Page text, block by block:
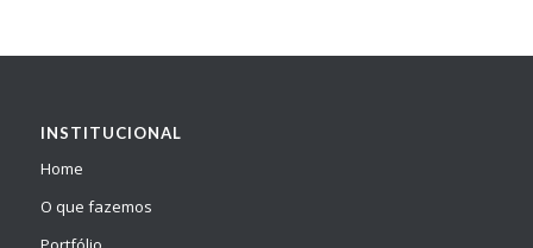
INSTITUCIONAL
Home
O que fazemos